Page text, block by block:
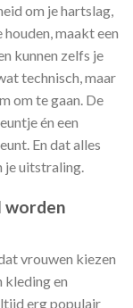
om je hartslag,
maakt een
kunnen zelfs je
technisch, maar
om te gaan. De
én een
En dat alles
je uitstraling.
worden
vrouwen kiezen
kleding en
erg populair